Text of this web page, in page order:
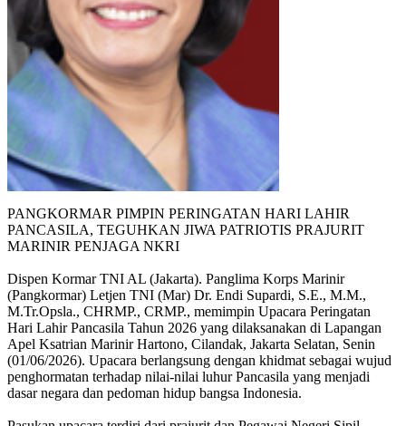
PANGKORMAR PIMPIN PERINGATAN HARI LAHIR
PANCASILA, TEGUHKAN JIWA PATRIOTIS PRAJURIT
MARINIR PENJAGA NKRI
Dispen Kormar TNI AL (Jakarta). Panglima Korps Marinir
(Pangkormar) Letjen TNI (Mar) Dr. Endi Supardi, S.E., M.M.,
M.Tr.Opsla., CHRMP., CRMP., memimpin Upacara Peringatan
Hari Lahir Pancasila Tahun 2026 yang dilaksanakan di Lapangan
Apel Ksatrian Marinir Hartono, Cilandak, Jakarta Selatan, Senin
(01/06/2026). Upacara berlangsung dengan khidmat sebagai wujud
penghormatan terhadap nilai-nilai luhur Pancasila yang menjadi
dasar negara dan pedoman hidup bangsa Indonesia.